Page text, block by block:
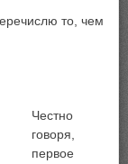
то, чем
Честно
говоря,
первое